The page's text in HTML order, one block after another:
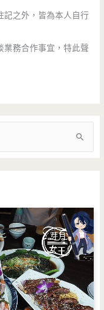
記之外，皆為本人自行
業務合作事宜，特此聲